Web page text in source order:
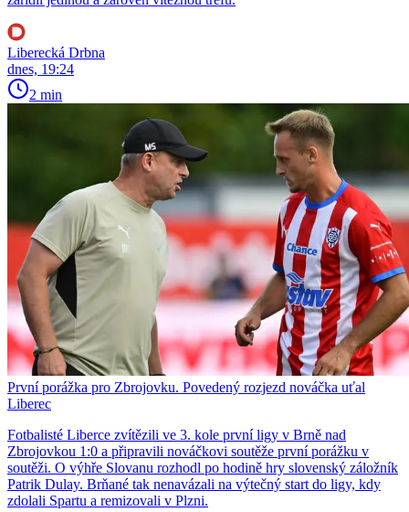
Liberecká Drbna
dnes, 19:24
2 min
První porážka pro Zbrojovku. Povedený rozjezd nováčka uťal
Liberec
Fotbalisté Liberce zvítězili ve 3. kole první ligy v Brně nad
Zbrojovkou 1:0 a připravili nováčkovi soutěže první porážku v
soutěži. O výhře Slovanu rozhodl po hodině hry slovenský záložník
Patrik Dulay. Brňané tak nenavázali na výtečný start do ligy, kdy
zdolali Spartu a remizovali v Plzni.